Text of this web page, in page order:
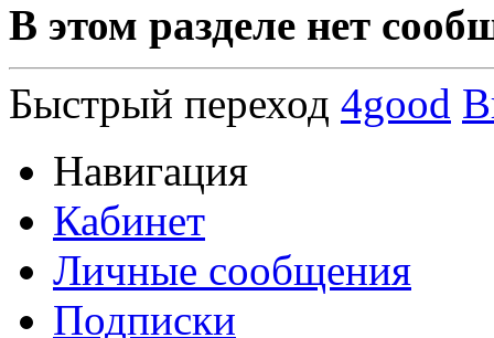
В этом разделе нет
Быстрый переход 4good
Навигация
Кабинет
Личные сообщения
Подписки